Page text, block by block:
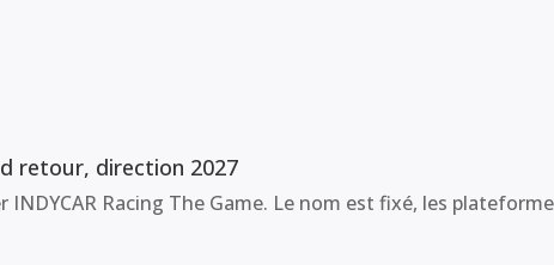
retour, direction 2027
INDYCAR Racing The Game. Le nom est fixé, les